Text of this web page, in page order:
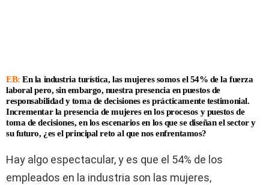
EB: En la industria turística, las mujeres somos el 54% de la fuerza
laboral pero, sin embargo, nuestra presencia en puestos de
responsabilidad y toma de decisiones es prácticamente testimonial.
Incrementar la presencia de mujeres en los procesos y puestos de
toma de decisiones, en los escenarios en los que se diseñan el sector y
su futuro, ¿es el principal reto al que nos enfrentamos?
Hay algo espectacular, y es que el 54% de los
empleados en la industria son las mujeres,